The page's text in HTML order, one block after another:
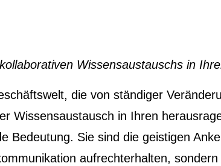
Wissensaustauschs in
die von ständiger
Wissensaustausch in Ihren
Bedeutung. Sie sind die geistigen
aufrechterhalten,